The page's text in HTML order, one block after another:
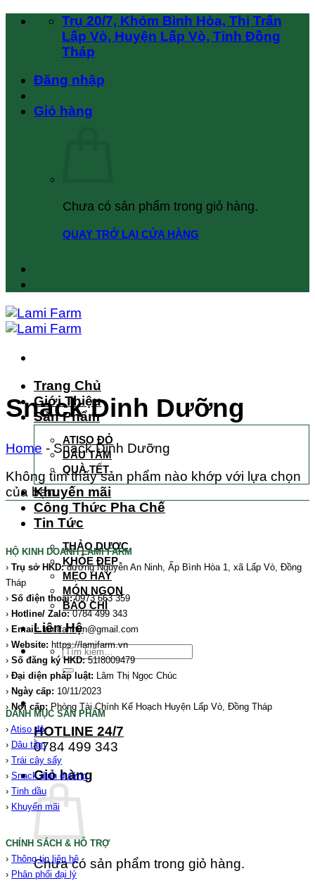
Chuyển
Trụ 20/7, Khóm Bình Hòa, Thị Trấn
Lấp Vò, Huyện Lấp Vò, Tỉnh Đồng
Tháp
Đăng nhập
Giỏ hàng
Chưa có sản phẩm trong giỏ hàng.
QUAY TRỞ LẠI CỬA HÀNG
Trang Chủ
Giới Thiệu
Sản Phẩm
ATISO ĐỎ
DÂU TẰM
QUÀ TẾT
Khuyến mãi
Công Thức Pha Chế
Tin Tức
THẢO DƯỢC
KHỎE ĐẸP
MẸO HAY
MÓN NGON
BÁO CHÍ
Liên Hệ
Tìm
kiếm:
HOTLINE 24/7
0784 499 343
Giỏ hàng
Chưa có sản phẩm trong giỏ hàng.
Snack Dinh Dưỡng
Home -Snack Dinh Dưỡng
Không tìm thấy sản phẩm nào khớp với lựa chọn
của bạn.
HỘ KINH DOANH LAMI FARM
› Trụ sở HKD:đường Nguyễn An Ninh, Ấp Bình Hòa 1, xã Lấp Vò, Đồng
Tháp
› Số điện thoại:0973 663 359
› Hotline/ Zalo:0784 499 343
› Email:lamifarmvn@gmail.com
› Website: https://lamifarm.vn
› Số đăng ký HKD:51I8009479
› Đại diện pháp luật: Lâm Thị Ngọc Chúc
› Ngày cấp: 10/11/2023
› Nơi cấp: Phòng Tài Chính Kế Hoạch Huyện Lấp Vò, Đồng Tháp
DANH MỤC SẢN PHẨM
› Atiso đỏ
› Dâu tằm
› Trái cây sấy
› Snack dinh dưỡng
› Tinh dầu
› Khuyến mãi
CHÍNH SÁCH & HỖ TRỢ
› Thông tin liên hệ
› Phân phối đại lý